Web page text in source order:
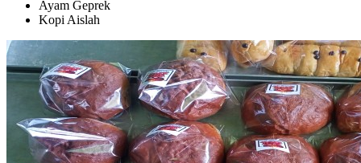
Ayam Geprek
Kopi Aislah